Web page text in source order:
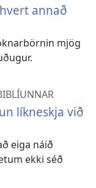
annað
mjög
líkneskja við
eiga náið
ekki séð